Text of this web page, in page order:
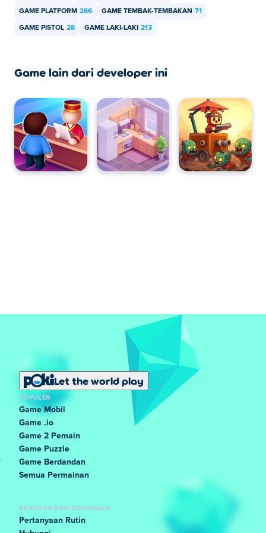
tablet.
GAME PLATFORM 266 GAME TEMBAK-TEMBAKAN 71
GAME PISTOL 28 GAME LAKI-LAKI 213
Game lain dari developer ini
Let the world play
POPULER
Game Mobil
Game .io
Game 2 Pemain
Game Puzzle
Game Berdandan
Semua Permainan
BANTUAN DAN DUKUNGAN
Pertanyaan Rutin